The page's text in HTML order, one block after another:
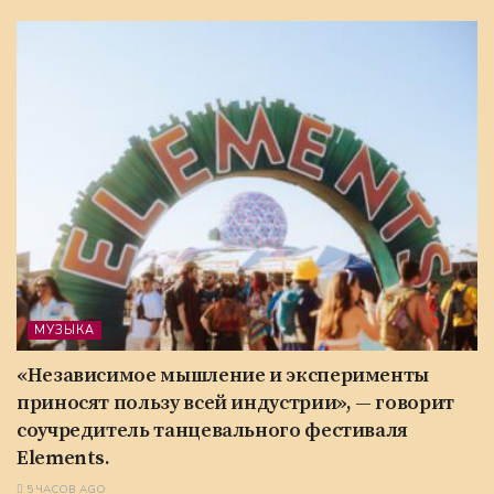
МУЗЫКА
«Независимое мышление и эксперименты
приносят пользу всей индустрии», — говорит
соучредитель танцевального фестиваля
Elements.
5 ЧАСОВ AGO